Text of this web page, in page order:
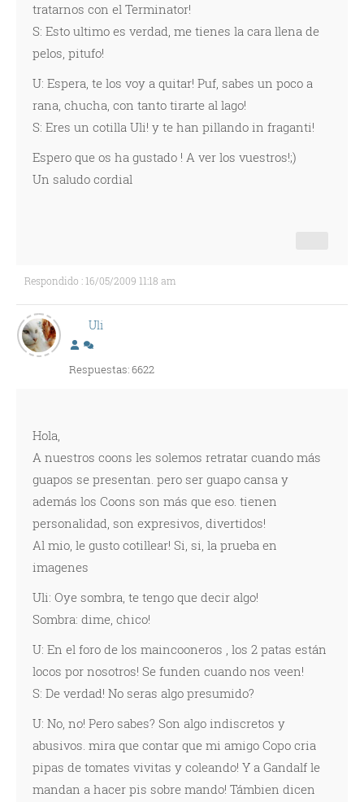
tratarnos con el Terminator!
S: Esto ultimo es verdad, me tienes la cara llena de
pelos, pitufo!
U: Espera, te los voy a quitar! Puf, sabes un poco a
rana, chucha, con tanto tirarte al lago!
S: Eres un cotilla Uli! y te han pillando in fraganti!
Espero que os ha gustado ! A ver los vuestros!;)
Un saludo cordial
Respondido : 16/05/2009 11:18 am
Uli
Respuestas: 6622
Hola,
A nuestros coons les solemos retratar cuando más
guapos se presentan. pero ser guapo cansa y
además los Coons son más que eso. tienen
personalidad, son expresivos, divertidos!
Al mio, le gusto cotillear! Si, si, la prueba en
imagenes
Uli: Oye sombra, te tengo que decir algo!
Sombra: dime, chico!
U: En el foro de los maincooneros , los 2 patas están
locos por nosotros! Se funden cuando nos veen!
S: De verdad! No seras algo presumido?
U: No, no! Pero sabes? Son algo indiscretos y
abusivos. mira que contar que mi amigo Copo cria
pipas de tomates vivitas y coleando! Y a Gandalf le
mandan a hacer pis sobre mando! Támbien dicen